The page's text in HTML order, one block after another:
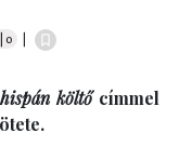
| 0
költő címmel